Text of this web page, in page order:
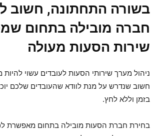
בשורה התחתונה, חשוב
חברה מובילה בתחום
שירות הסעות מעולה
ניהול מערך שירותי הסעות לעובדים עשוי
חשוב שנדרש על מנת לוודא שהעובדים שלכם
בזמן וללא לחץ.
בחירת חברת הסעות מובילה בתחום מאפשרת